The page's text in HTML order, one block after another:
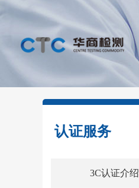
认证服务
3C认证介绍